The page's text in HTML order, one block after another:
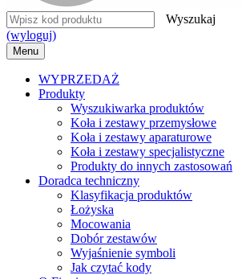
Wyszukaj
(wyloguj)
Menu
WYPRZEDAŻ
Produkty
Wyszukiwarka produktów
Koła i zestawy przemysłowe
Koła i zestawy aparaturowe
Koła i zestawy specjalistyczne
Produkty do innych zastosowań
Doradca techniczny
Klasyfikacja produktów
Łożyska
Mocowania
Dobór zestawów
Wyjaśnienie symboli
Jak czytać kody